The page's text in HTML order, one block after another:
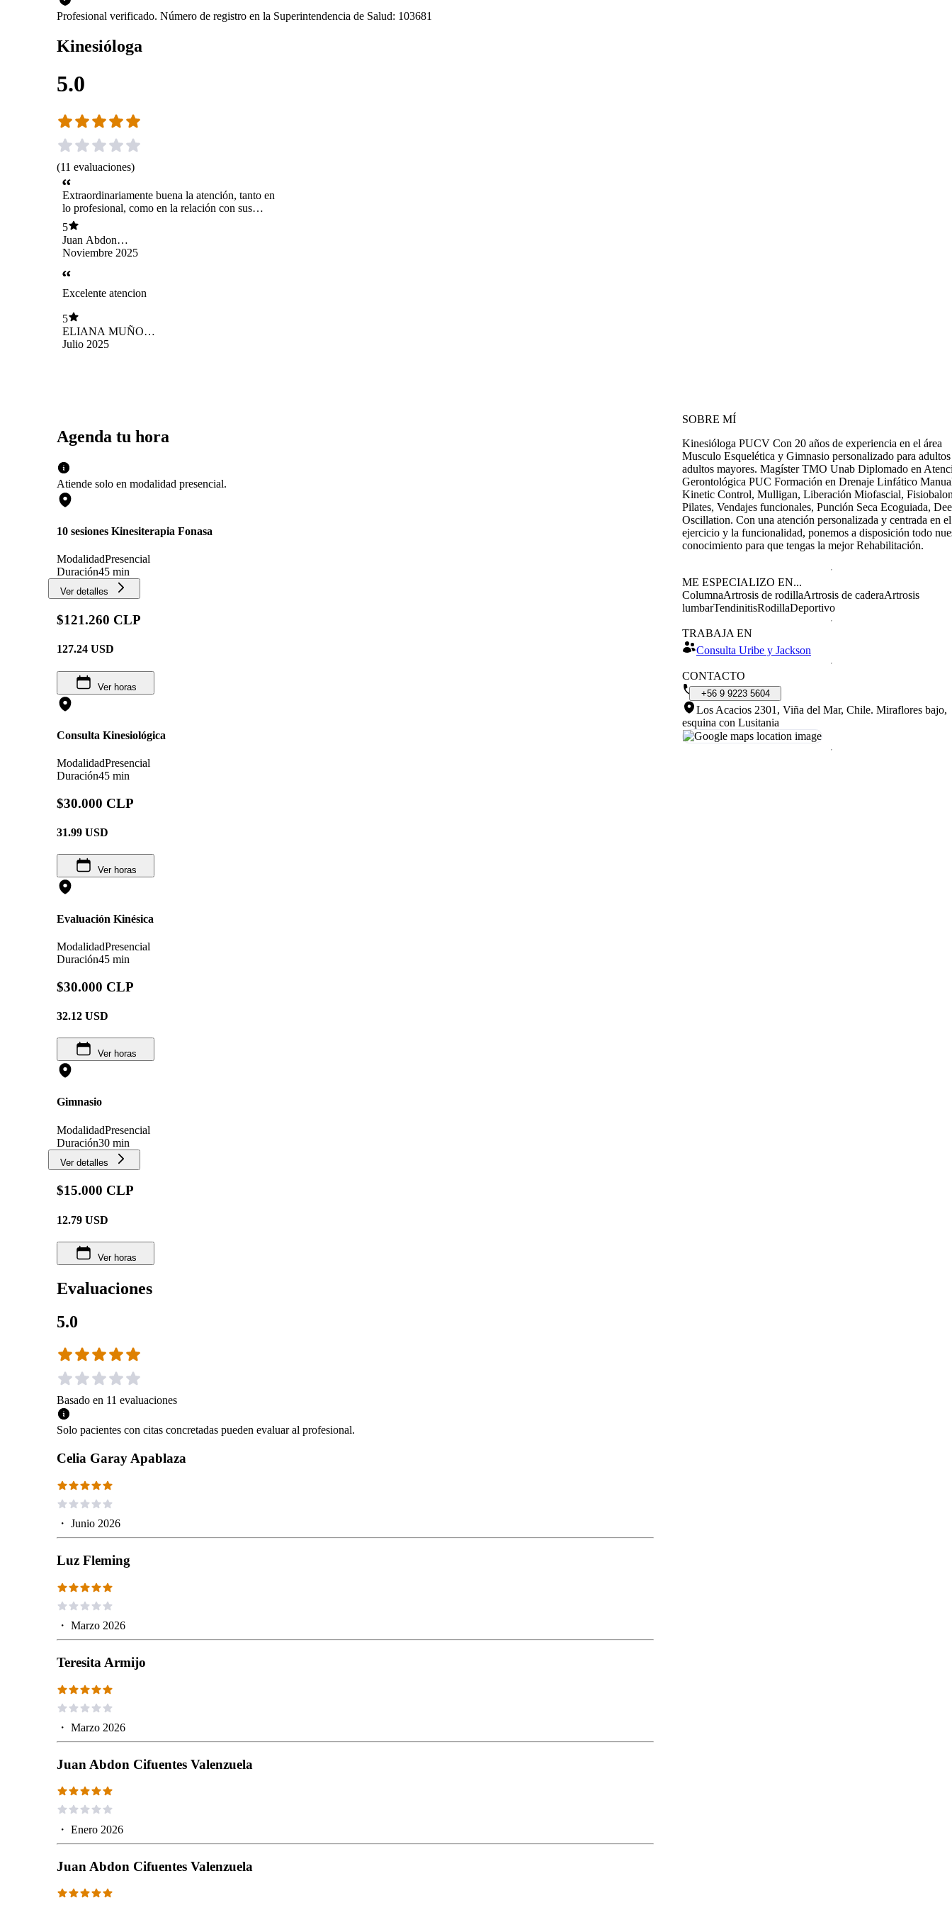
Profesional verificado. Número de registro en la Superintendencia de Salud: 103681
Kinesióloga
5.0
(11 evaluaciones)
Extraordinariamente buena la atención, tanto en
lo profesional, como en la relación con sus
pacientes.
5
Juan Abdon
Cifuentes
Noviembre 2025
Excelente atencion
5
ELIANA MUÑOZ
AREVALOS
Julio 2025
Agenda tu hora
Atiende solo en modalidad presencial.
10 sesiones Kinesiterapia Fonasa
ModalidadPresencial
Duración45 min
Ver detalles
$121.260 CLP
127.24 USD
Ver horas
Consulta Kinesiológica
ModalidadPresencial
Duración45 min
$30.000 CLP
31.99 USD
Ver horas
Evaluación Kinésica
ModalidadPresencial
Duración45 min
$30.000 CLP
32.12 USD
Ver horas
Gimnasio
ModalidadPresencial
Duración30 min
Ver detalles
$15.000 CLP
12.79 USD
Ver horas
Evaluaciones
5.0
Basado en 11 evaluaciones
Solo pacientes con citas concretadas pueden evaluar al profesional.
Celia Garay Apablaza
・ Junio 2026
Luz Fleming
・ Marzo 2026
Teresita Armijo
・ Marzo 2026
Juan Abdon Cifuentes Valenzuela
・ Enero 2026
Juan Abdon Cifuentes Valenzuela
SOBRE MÍ
Kinesióloga PUCV Con 20 años de experiencia en el área
Musculo Esquelética y Gimnasio personalizado para
adultos mayores. Magíster TMO Unab Diplomado en
Gerontológica PUC Formación en Drenaje Linfático
Kinetic Control, Mulligan, Liberación Miofascial,
Pilates, Vendajes funcionales, Punción Seca Ecoguiada,
Oscillation. Con una atención personalizada y centrada en el
ejercicio y la funcionalidad, ponemos a disposición todo
conocimiento para que tengas la mejor Rehabilitación.
ME ESPECIALIZO EN...
ColumnaArtrosis de rodillaArtrosis de caderaArtrosis
lumbarTendinitisRodillaDeportivo
TRABAJA EN
Consulta Uribe y Jackson
CONTACTO
+56 9 9223 5604
Los Acacios 2301, Viña del Mar, Chile. Miraflores bajo,
esquina con Lusitania